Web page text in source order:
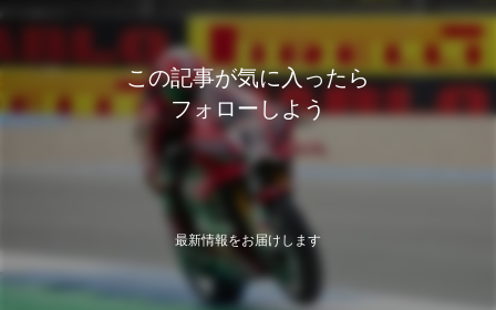
この記事が気に入ったら
フォローしよう
最新情報をお届けします